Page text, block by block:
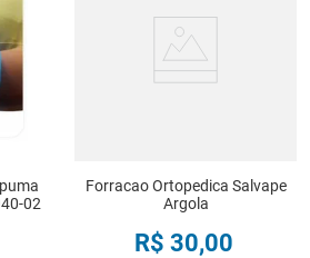
02
Forracao Ortopedica Salvape
Argola
R$ 30,00